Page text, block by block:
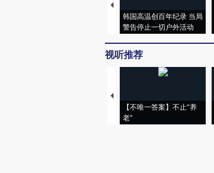
韩国高温创百年纪录 当局
警告停止一切户外活动
视听推荐
【不唯一答案】不止“养
老”